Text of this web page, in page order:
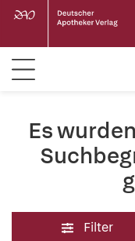
Es
Filter